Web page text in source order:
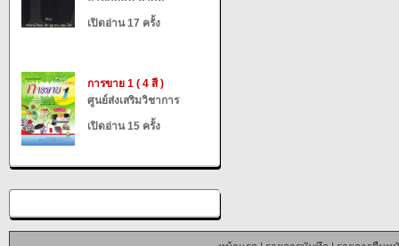
เปิดอ่าน 17 ครั้ง
การขาย 1 ( 4 สี )
ศูนย์ส่งเสริมวิชาการ
เปิดอ่าน 15 ครั้ง